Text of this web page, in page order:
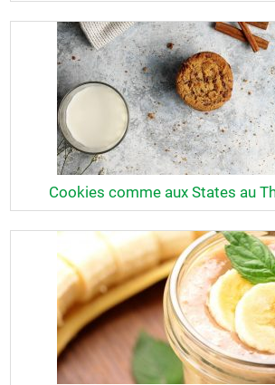
Cookies comme aux States au